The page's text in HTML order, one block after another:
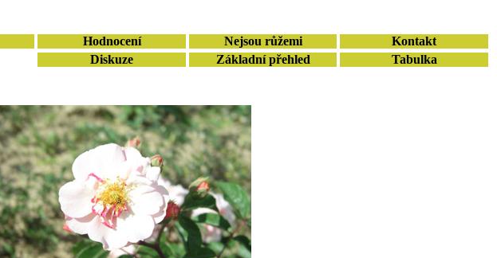
Hodnocení Nejsou růžemi
Kontakt
Diskuze Základní přehled Tabulka